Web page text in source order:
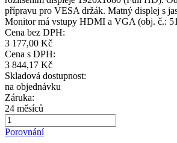
přípravu pro VESA držák. Matný displej s
Monitor má vstupy HDMI a VGA (obj. č.:
Cena bez DPH:
3 177,00 Kč
Cena s DPH:
3 844,17 Kč
Skladová dostupnost:
na objednávku
Záruka:
24 měsíců
Porovnání